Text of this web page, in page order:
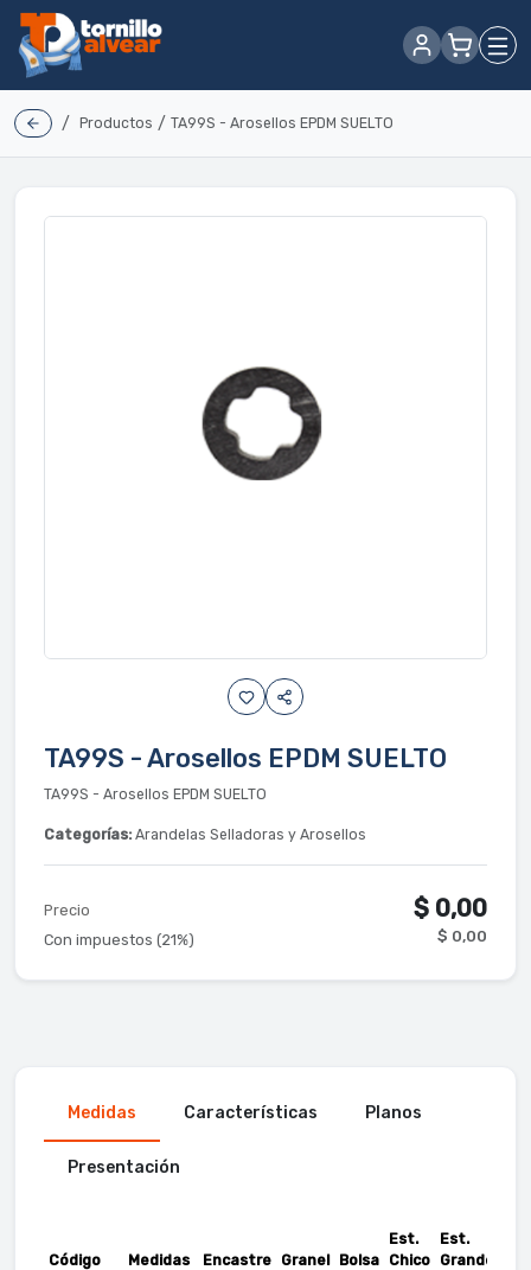
/ Productos / TA99S - Arosellos EPDM SUELTO
TA99S - Arosellos EPDM SUELTO
TA99S - Arosellos EPDM SUELTO
Categorías:Arandelas Selladoras y Arosellos
Precio $ 0,00
Con impuestos (21%) $ 0,00
Medidas Características Planos
Presentación
Código Medidas Encastre Granel Bolsa
Est.
Chico
Est.
Grande